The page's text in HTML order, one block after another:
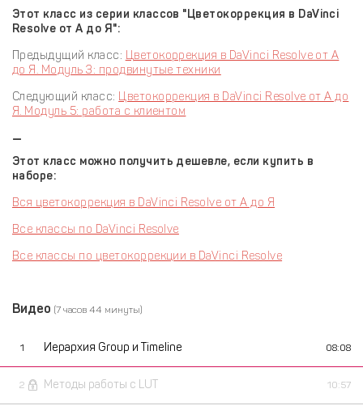
Этот класс из серии классов "Цветокоррекция в DaVinci
Resolve от А до Я":
Предыдущий класс: Цветокоррекция в DaVinci Resolve от А
до Я. Модуль 3: продвинутые техники
Следующий класс: Цветокоррекция в DaVinci Resolve от А до
Я. Модуль 5: работа с клиентом
—
Этот класс можно получить дешевле, если купить в
наборе:
Вся цветокоррекция в DaVinci Resolve от А до Я
Все классы по DaVinci Resolve
Все классы по цветокоррекции в DaVinci Resolve
Видео (7 часов 44 минуты)
1 Иерархия Group и Timeline 08:08
2 Методы работы с LUT 10:57